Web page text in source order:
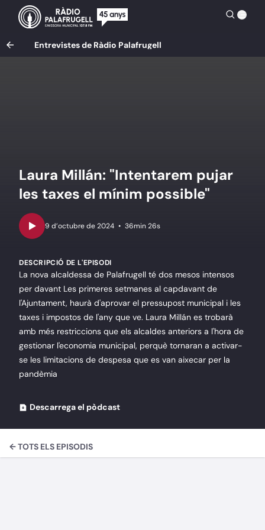
Entrevistes de Ràdio Palafrugell
Laura Millán: "Intentarem pujar
les taxes el mínim possible"
• 36min 26s
DESCRIPCIÓ DE L'EPISODI
La nova alcaldessa de Palafrugell té dos mesos intensos
per davant Les primeres setmanes al capdavant de
l'Ajuntament, haurà d'aprovar el pressupost municipal i les
taxes i impostos de l'any que ve. Laura Millán es trobarà
amb més restriccions que els alcaldes anteriors a l'hora de
gestionar l'economia municipal, perquè tornaran a activar-
se les limitacions de despesa que es van aixecar per la
pandèmia
Descarrega el pòdcast
← TOTS ELS EPISODIS